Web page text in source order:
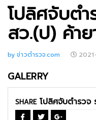
US
RECOMMEND
NEWS
LOGIN
โปลิศจับต
สว.(ป) ค้า
by ข่าวตำรวจ.com
GALERRY
SHARE